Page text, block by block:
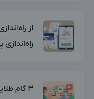
از
۳ گام